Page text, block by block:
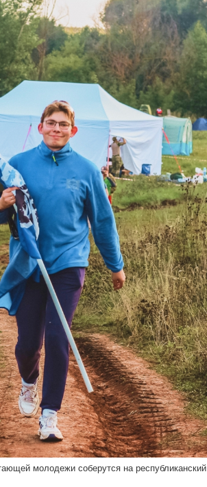
молодежи соберутся на республиканский